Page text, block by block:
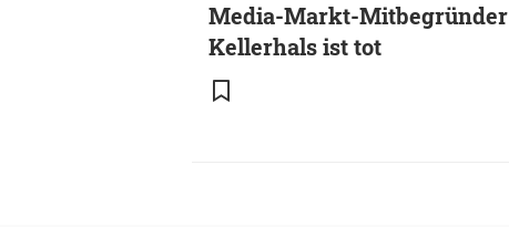
Media-Markt-Mitbegründer
Kellerhals ist tot